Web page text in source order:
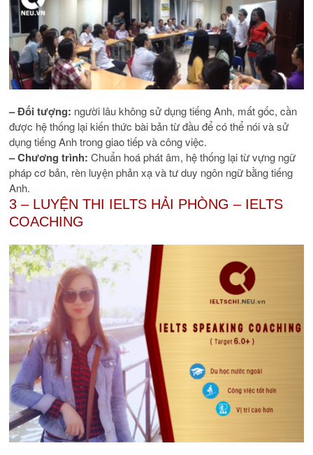
– Đối tượng: người lâu không sử dụng tiếng Anh, mất gốc, cần
được hệ thống lại kiến thức bài bản từ đầu để có thể nói và sử
dụng tiếng Anh trong giao tiếp và công việc.
– Chương trình:Chuẩn hoá phát âm, hệ thống lại từ vựng ngữ
pháp cơ bản, rèn luyện phản xạ và tư duy ngôn ngữ bằng tiếng
Anh.
3 – LUYỆN THI IELTS HẢI PHÒNG – IELTS
COACHING